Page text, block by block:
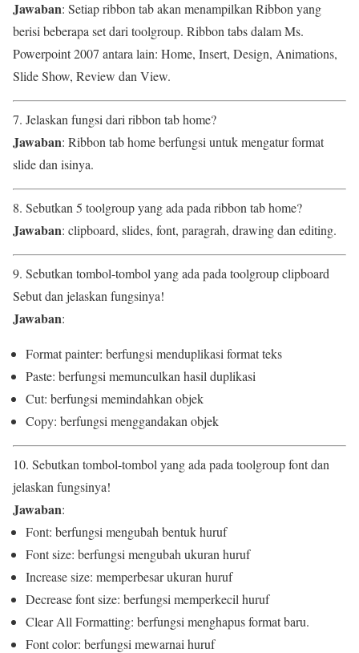
Jawaban: Setiap ribbon tab akan menampilkan Ribbon yang
berisi beberapa set dari toolgroup. Ribbon tabs dalam Ms.
Powerpoint 2007 antara lain: Home, Insert, Design, Animations,
Slide Show, Review dan View.
7. Jelaskan fungsi dari ribbon tab home?
Jawaban: Ribbon tab home berfungsi untuk mengatur format
slide dan isinya.
8. Sebutkan 5 toolgroup yang ada pada ribbon tab home?
Jawaban: clipboard, slides, font, paragrah, drawing dan editing.
9. Sebutkan tombol-tombol yang ada pada toolgroup clipboard
Sebut dan jelaskan fungsinya!
Jawaban:
Format painter: berfungsi menduplikasi format teks
Paste: berfungsi memunculkan hasil duplikasi
Cut: berfungsi memindahkan objek
Copy: berfungsi menggandakan objek
10. Sebutkan tombol-tombol yang ada pada toolgroup font dan
jelaskan fungsinya!
Jawaban:
Font: berfungsi mengubah bentuk huruf
Font size: berfungsi mengubah ukuran huruf
Increase size: memperbesar ukuran huruf
Decrease font size: berfungsi memperkecil huruf
Clear All Formatting: berfungsi menghapus format baru.
Font color: berfungsi mewarnai huruf